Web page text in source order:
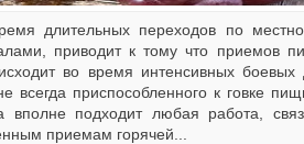
приводит к тому что приемов
во время интенсивных боевых
всегда приспособленного к говке
вполне подходит любая работа,
приемам горячей...